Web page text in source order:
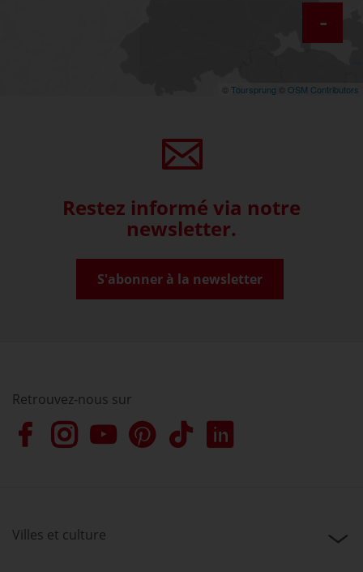
-
© Toursprung © OSM Contributors
Restez informé via notre
newsletter.
S'abonner à la newsletter
Retrouvez-nous sur
Villes et culture